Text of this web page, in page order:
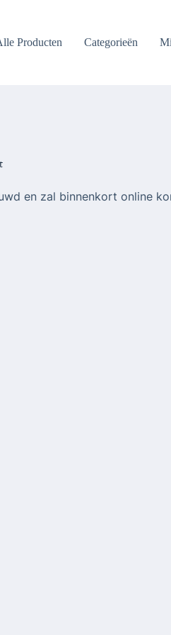
Producten Categorieën
en zal binnenkort online